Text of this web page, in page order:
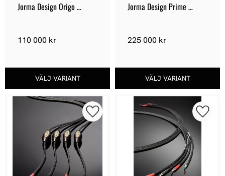
Jorma Design Origo
110 000 kr
Jorma Design Prime
225 000 kr
Lägg till i favoriter Lägg